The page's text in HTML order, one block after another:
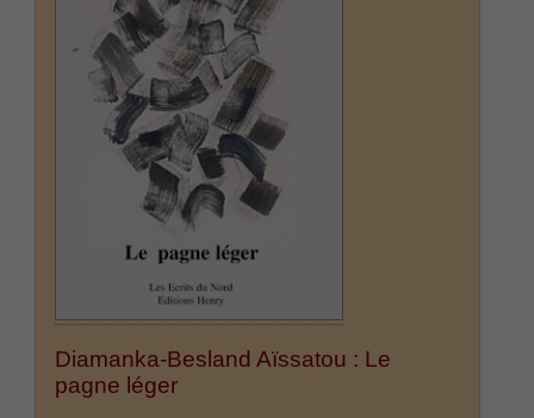
Diamanka-Besland Aïssatou : Le
pagne léger